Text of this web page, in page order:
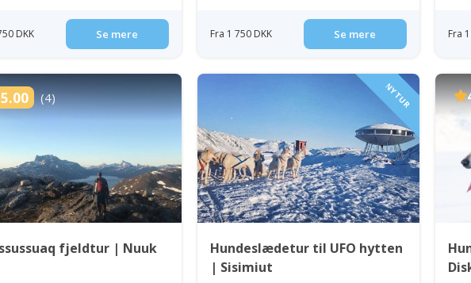
DKK Se mere Fra 1 750 DKK Se mere Fra
5.00 (4)
fjeldtur | Nuuk
NY TUR
Hundeslædetur til UFO hytten
| Sisimiut